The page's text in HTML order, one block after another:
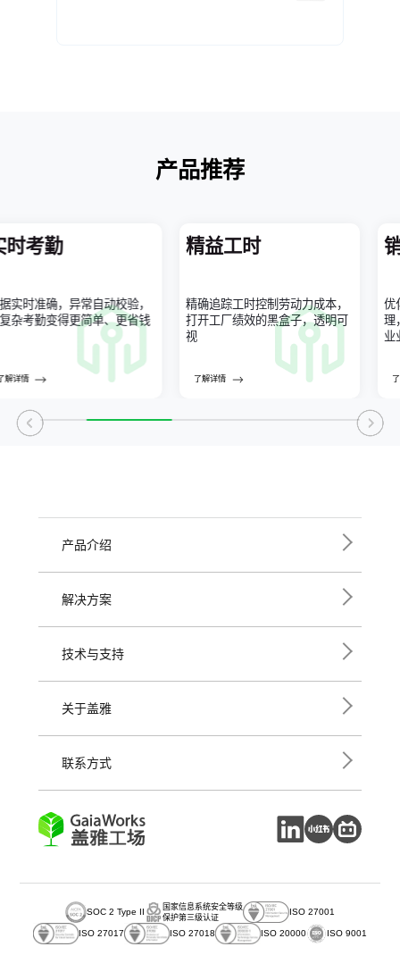
产品推荐
时考勤
实时准确，异常自动校验，
杂考勤变得更简单、更省钱
解详情
精益工时
精确追踪工时控制劳动力成本，
打开工厂绩效的黑盒子，透明可
视
了解详情
优
理
业
产品介绍
解决方案
技术与支持
关于盖雅
联系方式
SOC 2 Type II
国家信息系统安全等级
保护第三级认证
ISO 27001
ISO 27017 ISO 27018 ISO 20000 ISO 9001